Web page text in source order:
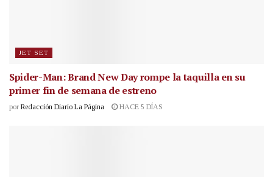
JET SET
Spider-Man: Brand New Day rompe la taquilla en su
primer fin de semana de estreno
por Redacción Diario La Página HACE 5 DÍAS